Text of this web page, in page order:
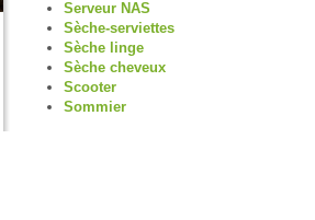
Serveur NAS
Sèche-serviettes
Sèche linge
Sèche cheveux
Scooter
Sommier